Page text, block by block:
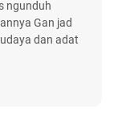
ngunduh
Gan jad
dan adat